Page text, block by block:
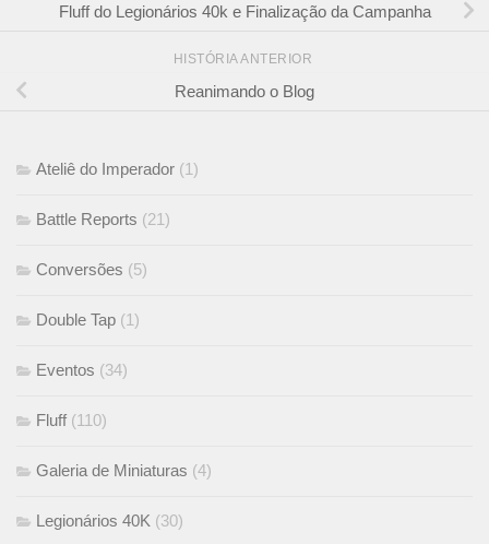
Fluff do Legionários 40k e Finalização da Campanha
HISTÓRIA ANTERIOR
Reanimando o Blog
Ateliê do Imperador (1)
Battle Reports (21)
Conversões (5)
Double Tap (1)
Eventos (34)
Fluff (110)
Galeria de Miniaturas (4)
Legionários 40K (30)